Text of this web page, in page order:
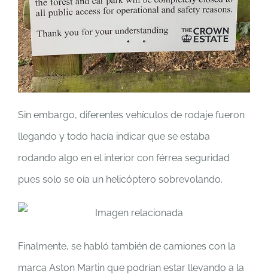
Sin embargo, diferentes vehículos de rodaje fueron
llegando y todo hacía indicar que se estaba
rodando algo en el interior con férrea seguridad
pues solo se oía un helicóptero sobrevolando.
Finalmente, se habló también de camiones con la
marca Aston Martin que podrían estar llevando a la